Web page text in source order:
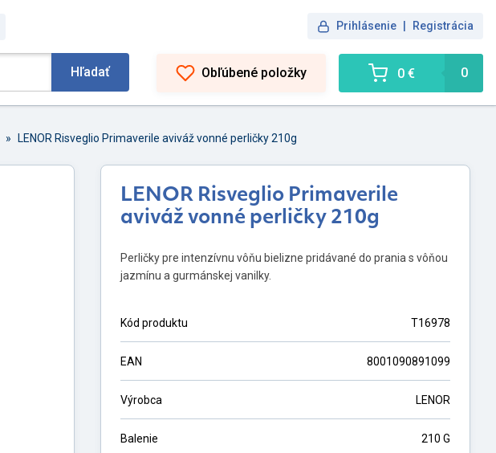
Hľadať
Prihlásenie Registrácia
Obľúbené položky 0 € 0
» LENOR Risveglio Primaverile aviváž vonné perličky 210g
LENOR Risveglio Primaverile
aviváž vonné perličky 210g
Perličky pre intenzívnu vôňu bielizne pridávané do prania s vôňou
jazmínu a gurmánskej vanilky.
Kód produktu T16978
EAN 8001090891099
Výrobca LENOR
Balenie 210 G